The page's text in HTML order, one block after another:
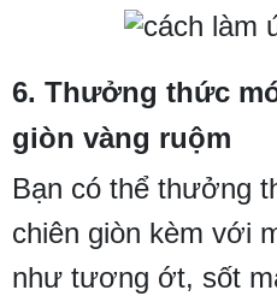
6. Thưởng thức
giòn vàng ruộm
Bạn có thể thưởng
chiên giòn kèm với
như tương ớt, sốt